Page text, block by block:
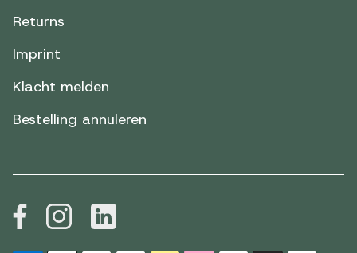
Returns
Imprint
Klacht melden
Bestelling annuleren